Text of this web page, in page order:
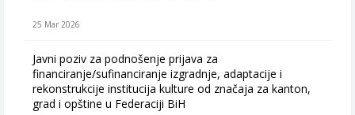
25 Mar 2026
Javni poziv za podnošenje prijava za
financiranje/sufinanciranje izgradnje, adaptacije i
rekonstrukcije institucija kulture od značaja za kanton,
grad i opštine u Federaciji BiH